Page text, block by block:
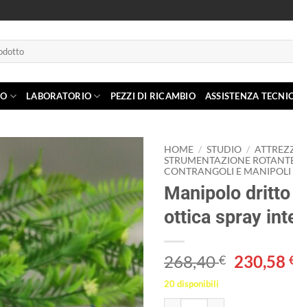
LABORATORIO PEZZI DI RICAMBIO ASSISTENZA
Aggiungi
alla lista
dei
desideri
HOME / STUDIO /
STRUMENTAZIONE
CONTRANGOLI E MANIPOLI
Manipolo
ottica spray
268,40€ Il
prezzo
230,58
20 disponibili